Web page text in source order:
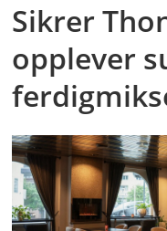
Sikrer
opplever